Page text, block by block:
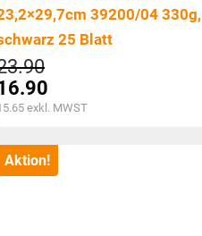
39200/04 330g,
25 Blatt
Ursprünglicher
Preis
war:
CHF16.90.
exkl. MWST
Aktion!